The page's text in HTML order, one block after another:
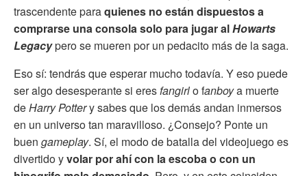
trascendente paraquienes no están dispuestos a
comprarse una consola solo para jugar alHowarts
Legacypero se mueren por un pedacito más de la saga.
Eso sí: tendrás que esperar mucho todavía. Y eso puede
ser algo desesperante si eresfangirlo fanboya muerte
deHarry Pottery sabes que los demás andan inmersos
en un universo tan maravilloso. ¿Consejo? Ponte un
buen gameplay. Sí, el modo de batalla del videojuego es
divertido yvolar por ahí con la escoba o con un